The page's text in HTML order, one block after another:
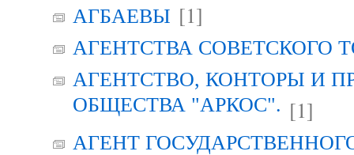
АГБАЕВЫ [1]
АГЕНТСТВА СОВЕТСКОГО
АГЕНТСТВО, КОНТОРЫ И
ОБЩЕСТВА "АРКОС". [1]
АГЕНТ